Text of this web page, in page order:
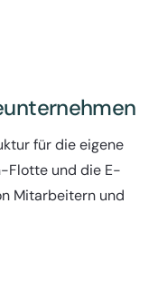
für die eigene
Flotte und die E-
Mitarbeitern und